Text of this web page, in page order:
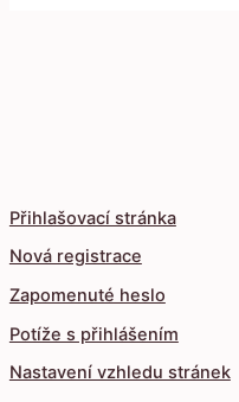
Přihlašovací stránka
Nová registrace
Zapomenuté heslo
Potíže s přihlášením
Nastavení vzhledu stránek